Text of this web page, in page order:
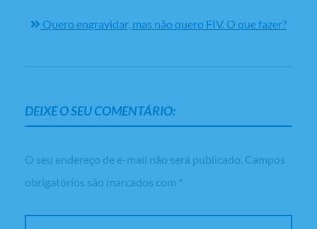
Quero engravidar, mas não quero FIV. O que fazer?
DEIXE O SEU COMENTÁRIO:
O seu endereço de e-mail não será publicado. Campos
obrigatórios são marcados com *